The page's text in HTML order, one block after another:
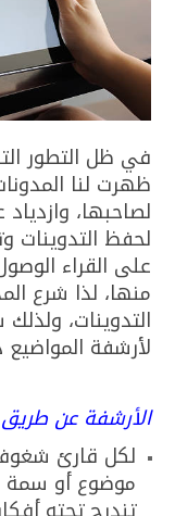
في ظل التطور
ظهرت لنا
لصاحبها،
لحفظ
على القراء
منها، لذا شرع
التدوينات،
لأرشفة المواضيع
الأرشفة عن طريق
لكل قارئ
موضوع أو سمة